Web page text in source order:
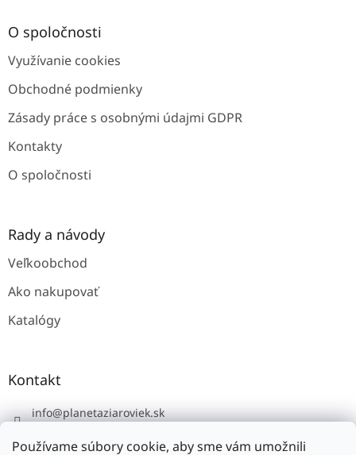
Používame súbory cookie, aby sme vám umožnili
O spoločnosti
Využívanie cookies
Obchodné podmienky
Zásady práce s osobnými údajmi GDPR
Kontakty
O spoločnosti
Rady a návody
Veľkoobchod
Ako nakupovať
Katalógy
Kontakt
info@planetaziaroviek.sk